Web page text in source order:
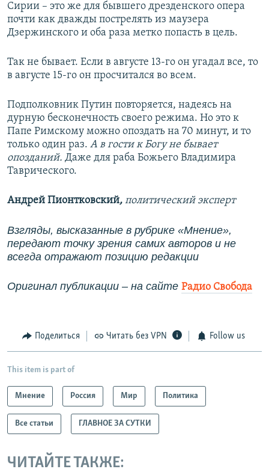
Сирии – это же для бывшего дрезденского опера
почти как дважды пострелять из маузера
Дзержинского и оба раза метко попасть в цель.
Так не бывает. Если в августе 13-го он угадал все, то
в августе 15-го он просчитался во всем.
Подполковник Путин повторяется, надеясь на
дурную бесконечность своего режима. Но это к
Папе Римскому можно опоздать на 70 минут, и то
только один раз. А в гости к Богу не бывает
опозданий. Даже для раба Божьего Владимира
Таврического.
Андрей Пионтковский, политический эксперт
Взгляды, высказанные в рубрике «Мнение»,
передают точку зрения самих авторов и не
всегда отражают позицию редакции
Оригинал публикации – на сайте Радио Свобода
Поделиться Читать без VPN Follow us
This item is part of
Мнение Россия Мир Политика
Все статьи ГЛАВНОЕ ЗА СУТКИ
ЧИТАЙТЕ ТАКЖЕ: